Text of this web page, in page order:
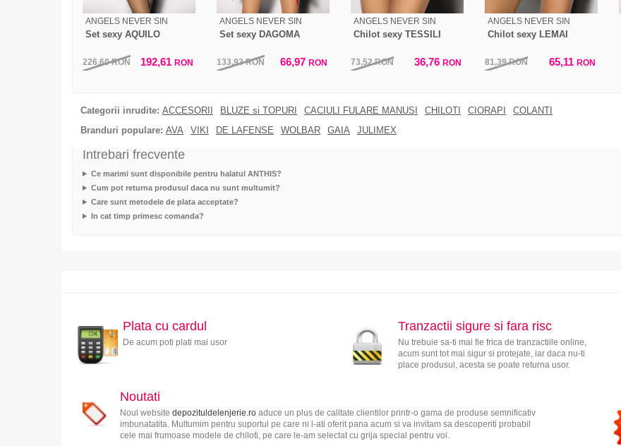
ANGELS NEVER SIN
Set sexy AQUILO
226,60RON 192,61 RON
ANGELS NEVER SIN
Set sexy DAGOMA
133,93RON 66,97 RON
ANGELS NEVER SIN
Chilot sexy TESSILI
73,52RON 36,76 RON
ANGELS NEVER SIN
Chilot sexy LEMAI
81,39RON 65,11 RON
Categorii inrudite: ACCESORII BLUZE si TOPURI CACIULI FULARE MANUSI CHILOTI CIORAPI
COLANTI
Branduri populare: AVA VIKI DE LAFENSE WOLBAR GAIA JULIMEX
Intrebari frecvente
Ce marimi sunt disponibile pentru halatul ANTHIS?
Cum pot returna produsul daca nu sunt multumit?
Care sunt metodele de plata acceptate?
In cat timp primesc comanda?
Plata cu cardul
De acum poti plati mai usor
Tranzactii sigure si fara risc
Nu trebuie sa-ti mai fie frica de tranzactiile online,
acum sunt tot mai sigur si protejate, iar daca nu-ti
place produsul, acesta se poate returna usor.
Noutati
Noul website depozituldelenjerie.roaduce un plus de calitate clientilor printr-o gama de produse semnificativ
imbunatatita. Multumim pentru suportul pe care ni l-ati oferit pana acum si va invitam sa descoperiti probabil
cele mai frumoase modele de chiloti, pe care le-am selectat cu grija special pentru voi.